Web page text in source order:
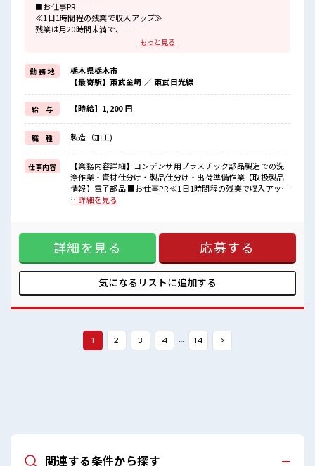
■お仕事PR
≪1日1時間程の残業で収入アップ≫
残業は月20時間未満で、
基本的に髪色自由で明るすぎたり奇抜でなければOKです！
(規定有)≪動きやすい制服アリ≫
制服があるので、
毎日の服装の悩み解消♪
≪未経験の方も大カンゲイ≫
新しいことにチャレンジするのは不安だけど、
しっかり働く環境が整っています！
イチからスキルUP・ステップUP目指していきましょう！
≪自分に向いている仕事が探せる≫
困った事などがあれば、
担当がしっかりサポートします！
■職場の雰囲気
のんびりスマホチェック♪
持ち物が多いあなたにもぴったり☆
ロッカー付き職場♪
もっと見る
勤 務 地
栃木県栃木市
【最寄駅】東武金崎 ／ 東武日光線
給 与 【時給】1,200 円
職 種 製造（加工)
仕事内容
【業務内容詳細】コンデンサ用プラスチック部品製造での洗
浄作業・資材仕分け・製品仕分け・出荷準備作業【取扱製品
情報】電子部品 ■お仕事PR ≪1日1時間程の残業で収入アップ
≫ 残業は月20時間未満で、 ほどよく稼げます♪ ≪髪型自由≫
装の悩み解消♪ ≪未経験の方も大カンゲイ≫ 新しいことにチ
ャレンジするのは不安だけど、 しっかり働く環境が整ってい
ます！ イチからスキルUP・ステップUP目指していきましょ
う！ ≪自分に向いている仕事が探せる≫ 困った事などがあれ
ば、 担当がしっかりサポートします！ ■職場の雰囲気 派手す
ぎなければ多少のヘアカラーもOKなのはウレシイPoint☆ 休
あなたにもぴったり☆ ロッカー付き職場♪
…詳細を見る
詳細を見る 応募する
気になるリストに追加する
1 2 3 4 … 14 >
関連する条件から探す